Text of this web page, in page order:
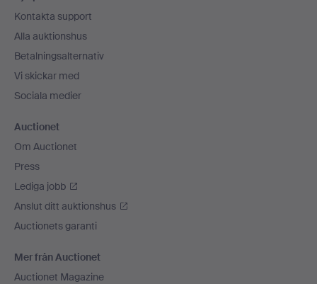
Kontakta support
Alla auktionshus
Betalningsalternativ
Vi skickar med
Sociala medier
Auctionet
Om Auctionet
Press
Lediga jobb
Anslut ditt auktionshus
Auctionets garanti
Mer från Auctionet
Auctionet Magazine